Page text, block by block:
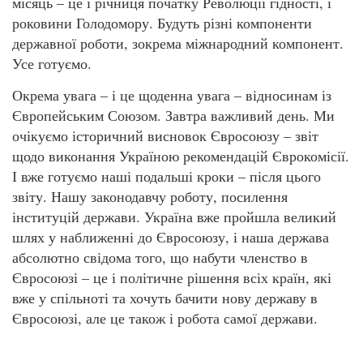
роковини Голодомору. Будуть різні компоненти
державної роботи, зокрема міжнародний компонент.
Усе готуємо.
Окрема увага – і це щоденна увага – відносинам із
Європейським Союзом. Завтра важливий день. Ми
очікуємо історичний висновок Євросоюзу – звіт
щодо виконання Україною рекомендацій Єврокомісії.
І вже готуємо наші подальші кроки – після цього
звіту. Нашу законодавчу роботу, посилення
інституцій держави. Україна вже пройшла великий
шлях у наближенні до Євросоюзу, і наша держава
абсолютно свідома того, що набути членство в
Євросоюзі – це і політичне рішення всіх країн, які
вже у спільноті та хочуть бачити нову державу в
Євросоюзі, але це також і робота самої держави.